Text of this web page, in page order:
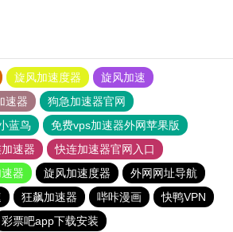
旋风加速度器
旋风加速
速器
狗急加速器官网
蓝鸟
免费vps加速器外网苹果版
速器
快连加速器官网入口
器 旋风加速度器
外网网址导航
狂飙加速器 哔咔漫画
快鸭VPN
彩票吧app下载安装